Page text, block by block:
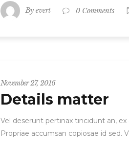
By evert 0 Comments
November 27, 2016
Details matter
Vel deserunt pertinax tincidunt an,
Propriae accumsan copiosae id